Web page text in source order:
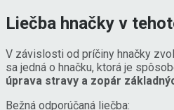
Liečba hnačky v
V závislosti od príčiny hnačky
sa jedná o hnačku, ktorá je
úprava stravy a zopár
Bežná odporúčaná liečba: